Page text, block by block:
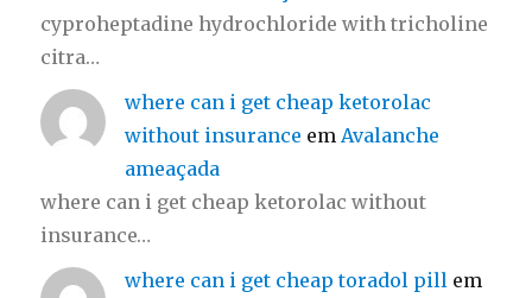
cyproheptadine hydrochloride with tricholine
citra…
where can i get cheap ketorolac
without insurance em Avalanche
ameaçada
where can i get cheap ketorolac without
insurance…
where can i get cheap toradol pill em